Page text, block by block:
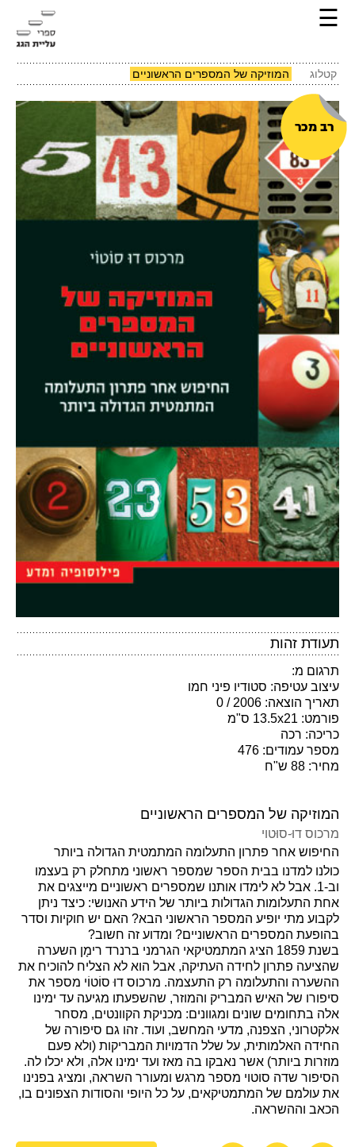
☰
קטלוג המוזיקה של המספרים הראשוניים
תעודת זהות
תרגום מ:
עיצוב עטיפה: סטודיו פיני חמו
תאריך הוצאה: 2006 / 0
פורמט: 13.5x21 ס"מ
כריכה: רכה
מספר עמודים: 476
מחיר: 88 ש"ח
המוזיקה של המספרים הראשוניים
מרכוס דוּ-סוּטוי
החיפוש אחר פתרון התעלומה המתמטית הגדולה ביותר
כולנו למדנו בבית הספר שמספר ראשוני מתחלק רק בעצמו
וב-1. אבל לא לימדו אותנו שמספרים ראשוניים מייצגים את
אחת התעלומות הגדולות ביותר של הידע האנושי: כיצד ניתן
לקבוע מתי יופיע המספר הראשוני הבא? האם יש חוקיות וסדר
בהופעת המספרים הראשוניים? ומדוע זה חשוב?
בשנת 1859 הציג המתמטיקאי הגרמני ברנרד רימָן השערה
שהציעה פתרון לחידה העתיקה, אבל הוא לא הצליח להוכיח את
ההשערה והתעלומה רק התעצמה. מרכוס דוּ סוֹטוֹי מספר את
סיפורו של האיש המבריק והמוזר, שהשפעתו מגיעה עד ימינו
אלה בתחומים שונים ומגוונים: מכניקת הקוונטים, מסחר
אלקטרוני, הצפנה, מדעי המחשב, ועוד. זהו גם סיפורה של
החידה האלמותית, על שלל הדמויות המבריקות (ולא פעם
מוזרות ביותר) אשר נאבקו בה מאז ועד ימינו אלה, ולא יכלו לה.
הסיפור שדה סוטוי מספר מרגש ומעורר השראה, ומציג בפנינו
את עולמם של המתמטיקאים, על כל היופי והסודות הצפונים בו,
הכאב וההשראה.